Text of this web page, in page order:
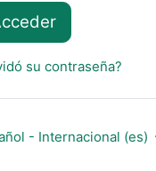
su contraseña?
- Internacional ‎(es)‎